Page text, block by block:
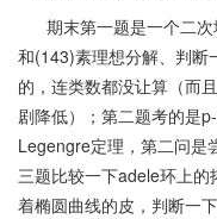
期末第一题是一个二次
和(143)素理想分解、判断
的，连类数都没让算（而
剧降低）；第二题考的是
Legengre定理，第二问是
三题比较一下adele环上
着椭圆曲线的皮，判断一